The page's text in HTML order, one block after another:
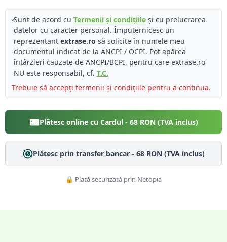
Sunt de acord cu Termenii și condițiileși cu prelucrarea
datelor cu caracter personal. Împuternicesc un
reprezentant extrase.ro să solicite în numele meu
documentul indicat de la ANCPI / OCPI. Pot apărea
întârzieri cauzate de ANCPI/BCPI, pentru care extrase.ro
NU este responsabil, cf. T.C.
Trebuie să accepți termenii și condițiile pentru a continua.
Plătesc online cu Cardul - 68RON (TVA inclus)
Plătesc prin transfer bancar - 68RON (TVA inclus)
🔒 Plată securizată prin Netopia